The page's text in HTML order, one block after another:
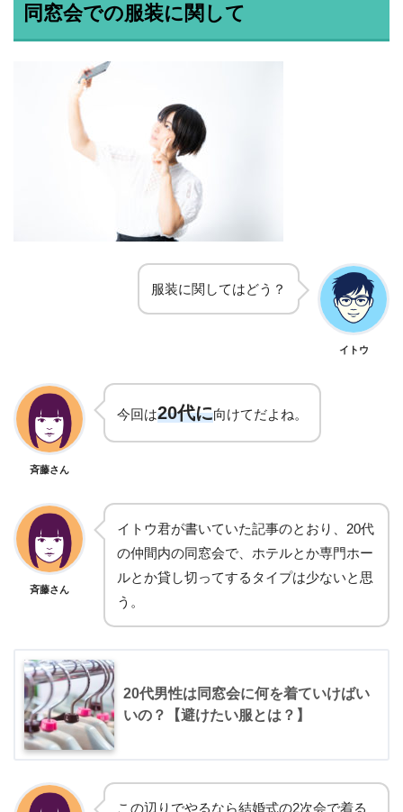
同窓会での服装に関して
服装に関してはどう？
イトウ
斉藤さん
今回は20代に向けてだよね。
斉藤さん
イトウ君が書いていた記事のとおり、20代
の仲間内の同窓会で、ホテルとか専門ホー
ルとか貸し切ってするタイプは少ないと思
う。
20代男性は同窓会に何を着ていけばい
いの？【避けたい服とは？】
この辺りでやるなら結婚式の2次会で着る